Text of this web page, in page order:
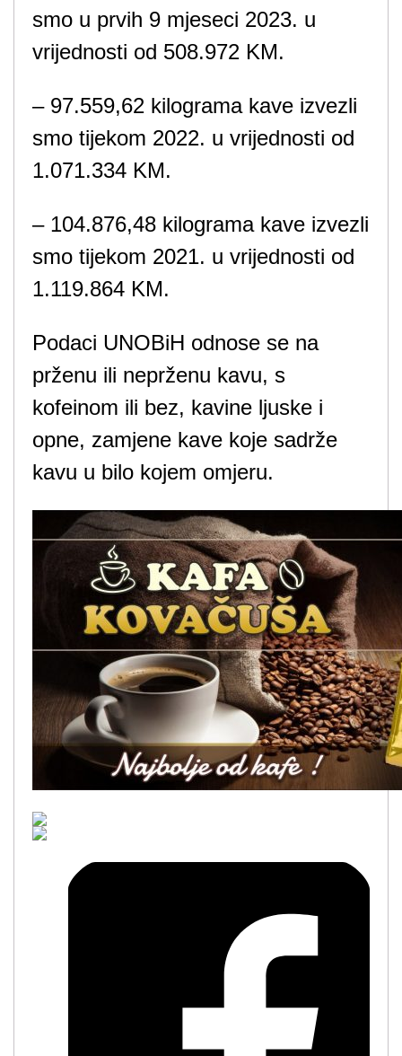
smo u prvih 9 mjeseci 2023. u
vrijednosti od 508.972 KM.
– 97.559,62 kilograma kave izvezli
smo tijekom 2022. u vrijednosti od
1.071.334 KM.
– 104.876,48 kilograma kave izvezli
smo tijekom 2021. u vrijednosti od
1.119.864 KM.
Podaci UNOBiH odnose se na
prženu ili neprženu kavu, s
kofeinom ili bez, kavine ljuske i
opne, zamjene kave koje sadrže
kavu u bilo kojem omjeru.